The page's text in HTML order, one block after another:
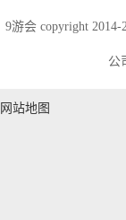
9游会 copyright
公
网站地图